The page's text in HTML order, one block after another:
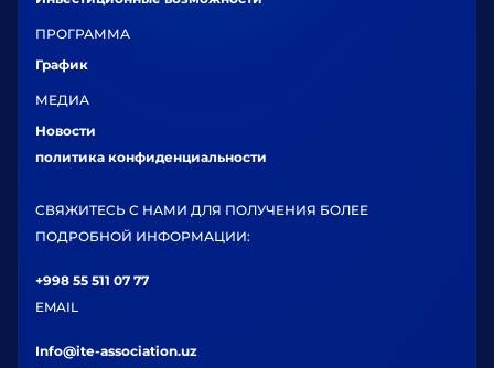
ПРОГРАММА
График
МЕДИА
Новости
политика конфиденциальности
СВЯЖИТЕСЬ С НАМИ ДЛЯ ПОЛУЧЕНИЯ БОЛЕЕ
ПОДРОБНОЙ ИНФОРМАЦИИ:
+998 55 511 07 77
EMAIL
Info@ite-association.uz